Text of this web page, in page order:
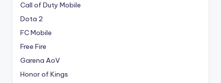
Call of Duty Mobile
Dota 2
FC Mobile
Free Fire
Garena AoV
Honor of Kings